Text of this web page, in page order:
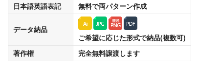
日本語英語表記
無料で両パターン作成
データ納品
ご希望に応じた形式で納品(複数可)
著作権
完全無料譲渡します